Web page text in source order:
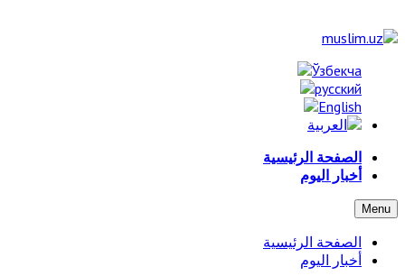
الصفحة الرئيسية
أخبار اليوم
Menu
الصفحة الرئيسية
أخبار اليوم